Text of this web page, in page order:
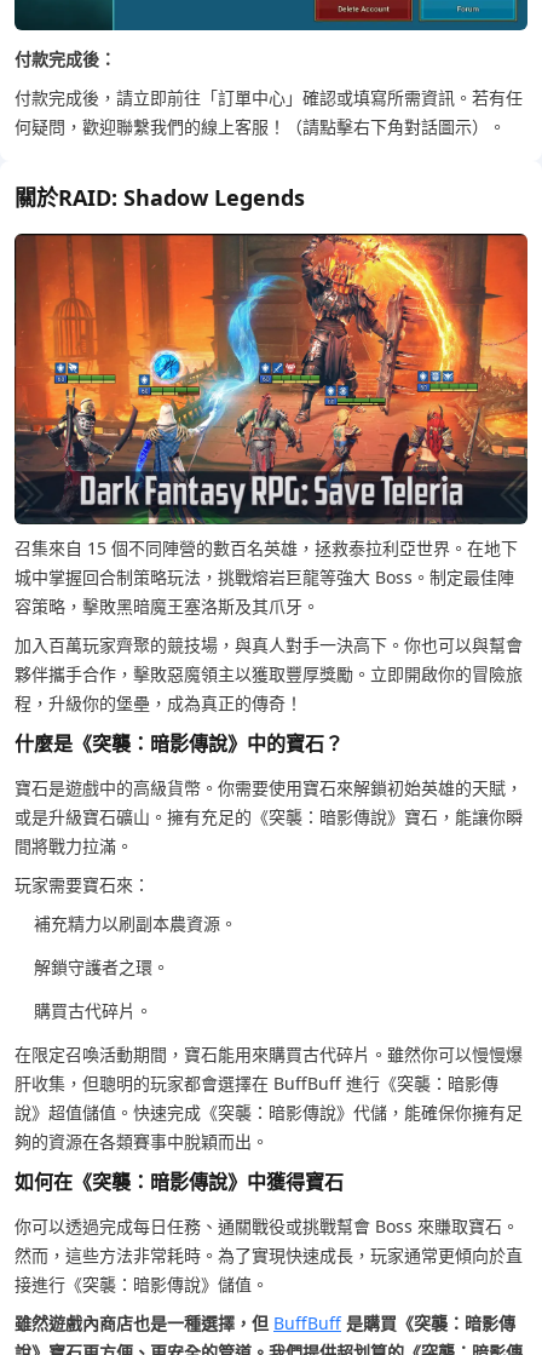
付款完成後：
付款完成後，請立即前往「訂單中心」確認或填寫所需資訊。 若有任
何疑問，歡迎聯繫我們的線上客服！（請點擊右下角對話圖示）。
關於RAID: Shadow Legends
召集來自 15 個不同陣營的數百名英雄，拯救泰拉利亞世界。在地下
城中掌握回合制策略玩法，挑戰熔岩巨龍等強大 Boss。制定最佳陣
容策略，擊敗黑暗魔王塞洛斯及其爪牙。
加入百萬玩家齊聚的競技場，與真人對手一決高下。你也可以與幫會
夥伴攜手合作，擊敗惡魔領主以獲取豐厚獎勵。立即開啟你的冒險旅
程，升級你的堡壘，成為真正的傳奇！
什麼是《突襲：暗影傳說》中的寶石？
寶石是遊戲中的高級貨幣。你需要使用寶石來解鎖初始英雄的天賦，
或是升級寶石礦山。擁有充足的《突襲：暗影傳說》寶石，能讓你瞬
間將戰力拉滿。
玩家需要寶石來：
補充精力以刷副本農資源。
解鎖守護者之環。
購買古代碎片。
在限定召喚活動期間，寶石能用來購買古代碎片。雖然你可以慢慢爆
肝收集，但聰明的玩家都會選擇在 BuffBuff 進行《突襲：暗影傳
說》超值儲值。快速完成《突襲：暗影傳說》代儲，能確保你擁有足
夠的資源在各類賽事中脫穎而出。
如何在《突襲：暗影傳說》中獲得寶石
你可以透過完成每日任務、通關戰役或挑戰幫會 Boss 來賺取寶石。
然而，這些方法非常耗時。為了實現快速成長，玩家通常更傾向於直
接進行《突襲：暗影傳說》儲值。
雖然遊戲內商店也是一種選擇，但 BuffBuff 是購買《突襲：暗影傳